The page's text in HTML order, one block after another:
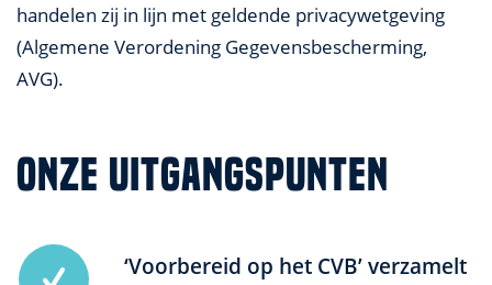
handelen zij in lijn met geldende privacywetgeving
(Algemene Verordening Gegevensbescherming,
AVG).
ONZE UITGANGSPUNTEN
‘Voorbereid op het CVB’ verzamelt